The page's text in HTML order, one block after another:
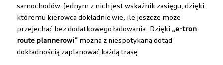
samochodów. Jednym z nich jest wskaźnik zasięgu, dzięki
któremu kierowca dokładnie wie, ile jeszcze może
przejechać bez dodatkowego ładowania. Dzięki „e-tron
route plannerowi” można z niespotykaną dotąd
dokładnością zaplanować każdą trasę.